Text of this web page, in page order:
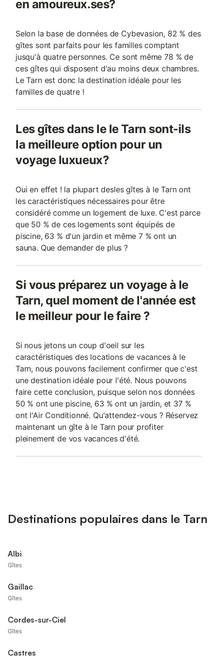
en amoureux.ses?
Selon la base de données de Cybevasion, 82 % des
gîtes sont parfaits pour les familles comptant
jusqu'à quatre personnes. Ce sont même 78 % de
ces gîtes qui disposent d'au moins deux chambres.
Le Tarn est donc la destination idéale pour les
familles de quatre !
Les gîtes dans le le Tarn sont-ils
la meilleure option pour un
voyage luxueux?
Oui en effet ! la plupart desles gîtes à le Tarn ont
les caractéristiques nécessaires pour être
considéré comme un logement de luxe. C'est parce
que 50 % de ces logements sont équipés de
piscine, 63 % d'un jardin et même 7 % ont un
sauna. Que demander de plus ?
Si vous préparez un voyage à le
Tarn, quel moment de l'année est
le meilleur pour le faire ?
Si nous jetons un coup d'oeil sur les
caractéristiques des locations de vacances à le
Tarn, nous pouvons facilement confirmer que c'est
une destination idéale pour l'été. Nous pouvons
faire cette conclusion, puisque selon nos données
50 % ont une piscine, 63 % ont un jardin, et 37 %
ont l'Air Conditionné. Qu'attendez-vous ? Réservez
maintenant un gîte à le Tarn pour profiter
pleinement de vos vacances d'été.
Destinations populaires dans le Tarn
Albi
Gîtes
Gaillac
Gîtes
Cordes-sur-Ciel
Gîtes
Castres